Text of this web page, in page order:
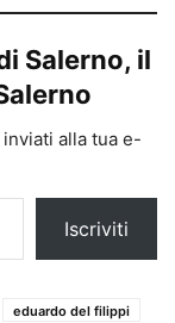
Salerno, il
alla tua e-
Iscriviti
eduardo del filippi